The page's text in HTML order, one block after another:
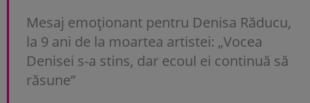
Mesaj emoționant pentru Denisa Răducu,
la 9 ani de la moartea artistei: „Vocea
Denisei s-a stins, dar ecoul ei continuă să
răsune”